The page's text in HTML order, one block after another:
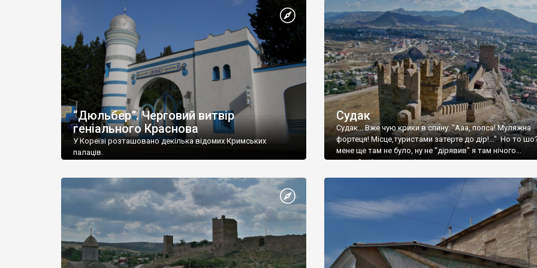
“Дюльбер”. Черговий витвір
геніального Краснова
У Кореїзі розташовано декілька відомих Кримських
палаців.
Судак
Судак... Вже чую крики в спину: "Ааа, попса! Муляжна
фортеця! Місце,туристами затерте до дір!..." Но то
мене ще там не було, ну не "дірявив" я там нічого...
принаймні до цього літа.